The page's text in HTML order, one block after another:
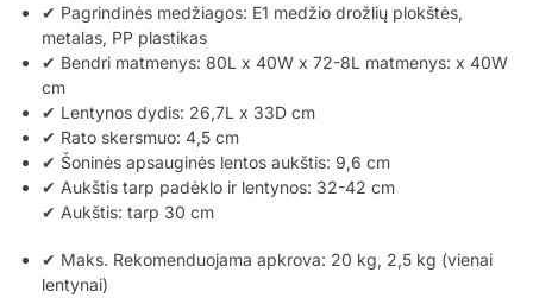
✔ Pagrindinės medžiagos: E1 medžio drožlių plokštės,
metalas, PP plastikas
✔ Bendri matmenys: 80L x 40W x 72-8L matmenys: x 40W
cm
✔ Lentynos dydis: 26,7L x 33D cm
✔ Rato skersmuo: 4,5 cm
✔ Šoninės apsauginės lentos aukštis: 9,6 cm
✔ Aukštis tarp padėklo ir lentynos: 32-42 cm
✔ Aukštis: tarp 30 cm
✔ Maks. Rekomenduojama apkrova: 20 kg, 2,5 kg (vienai
lentynai)